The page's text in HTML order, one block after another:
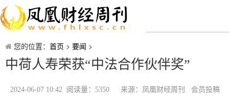
您的位置： 首页 > 要闻 >
中荷人寿荣获“中法合作伙伴奖”
2024-06-07 10:42 阅读量：5350 来源：凤凰财经周刊 会员投稿